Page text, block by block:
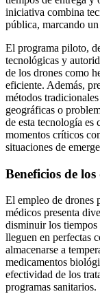
iniciativa combina
pública, marcando
El programa piloto,
tecnológicas y
de los drones como
eficiente. Además,
métodos
geográficas o
de esta tecnología es
momentos críticos
situaciones de
Beneficios de
El empleo de drones
médicos presenta
disminuir los tiempos
lleguen en perfectas
almacenarse a
medicamentos
efectividad de los
programas sanitarios.